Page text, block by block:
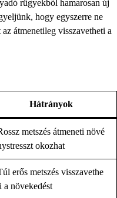
rügyekből hamarosan új
hogy egyszerre ne
átmenetileg visszavetheti a
Hátrányok
metszés átmeneti növé
okozhat
erős metszés visszavethe
a növekedést